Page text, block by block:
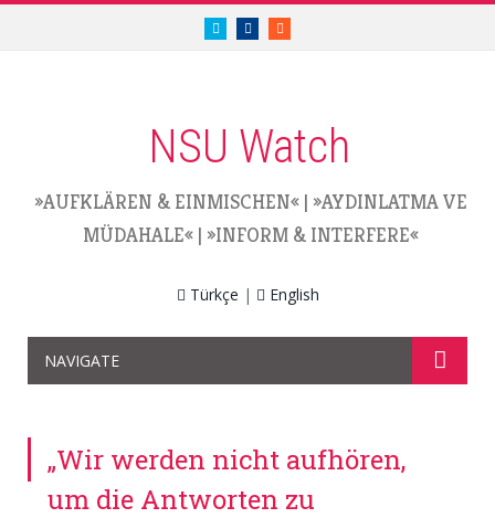
twitter.com/nsuwatch
facebook.com/nsuwatch
RSS
NSU Watch
»AUFKLÄREN & EINMISCHEN« | »AYDINLATMA VE
MÜDAHALE« | »INFORM & INTERFERE«
Türkçe | English
NAVIGATE
„Wir werden nicht aufhören,
um die Antworten zu